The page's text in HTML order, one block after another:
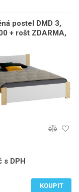
postel DMD 3,
+ rošt ZDARMA,
s DPH
KOUPIT